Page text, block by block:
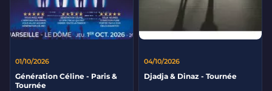
01/10/2026
Génération Céline - Paris &
Tournée
04/10/2026
Djadja & Dinaz - Tournée